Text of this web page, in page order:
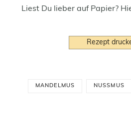
Liest Du lieber auf Papier?
Rezept
MANDELMUS NUSSMUS